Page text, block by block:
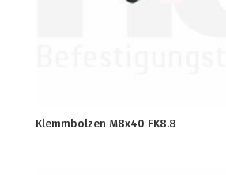
Klemmbolzen M8x40 FK8.8